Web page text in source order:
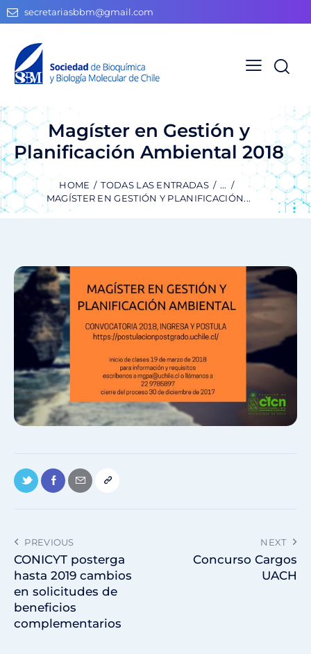
secretariasbbm@gmail.com
Magíster en Gestión y
Planificación Ambiental 2018
HOME TODAS LAS ENTRADAS
...
MAGÍSTER EN GESTIÓN Y PLANIFICACIÓN...
PREVIOUS
CONICYT posterga
hasta 2019 cambios
en solicitudes de
beneficios
complementarios
NEXT
Concurso Cargos
UACH